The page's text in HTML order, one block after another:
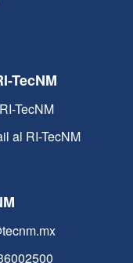
TecNM
TecNM
al RI-TecNM